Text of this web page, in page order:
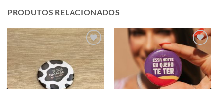
PRODUTOS RELACIONADOS
Adicionar
a minha
lista
Adicionar
a minha
lista